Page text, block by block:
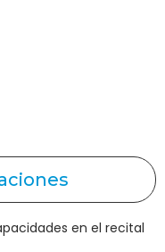
en el recital